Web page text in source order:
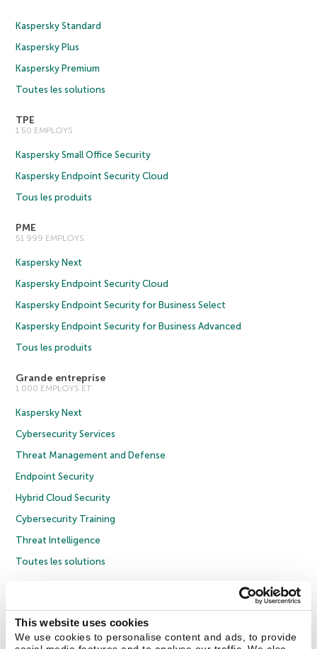
This website uses cookies
We use cookies to personalise content and ads, to provide
Kaspersky Standard
Kaspersky Plus
Kaspersky Premium
Toutes les solutions
TPE
1 50 EMPLOYS
Kaspersky Small Office Security
Kaspersky Endpoint Security Cloud
Tous les produits
PME
51 999 EMPLOYS
Kaspersky Next
Kaspersky Endpoint Security Cloud
Kaspersky Endpoint Security for Business Select
Kaspersky Endpoint Security for Business Advanced
Tous les produits
Grande entreprise
1 000 EMPLOYS ET
Kaspersky Next
Cybersecurity Services
Threat Management and Defense
Endpoint Security
Hybrid Cloud Security
Cybersecurity Training
Threat Intelligence
Toutes les solutions
Politique de confidentialité
Politique anticorruption
Contrat de licence grand public
Contrat de licence entreprises
Cookies